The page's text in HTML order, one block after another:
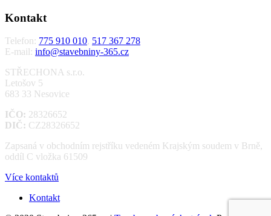
Kontakt
Telefon: 775 910 010, 517 367 278
E-mail: info@stavebniny-365.cz
STŘECHONA s.r.o.
Letošov 5
683 33 Nesovice
IČO: 28326652
DIČ: CZ28326652
Zapsaná v obchodním rejstříku vedeném Krajským soudem v Brně,
oddíl C vložka 61509
Více kontaktů
Kontakt